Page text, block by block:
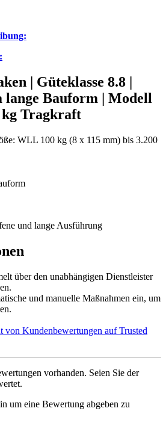
| Güteklasse 8.8 |
lange Bauform | Modell
kg Tragkraft
WLL 100 kg (8 x 115 mm) bis 3.200
über den unabhängigen Dienstleister
und manuelle Maßnahmen ein, um
von Kundenbewertungen auf Trusted
vorhanden. Seien Sie der
um eine Bewertung abgeben zu